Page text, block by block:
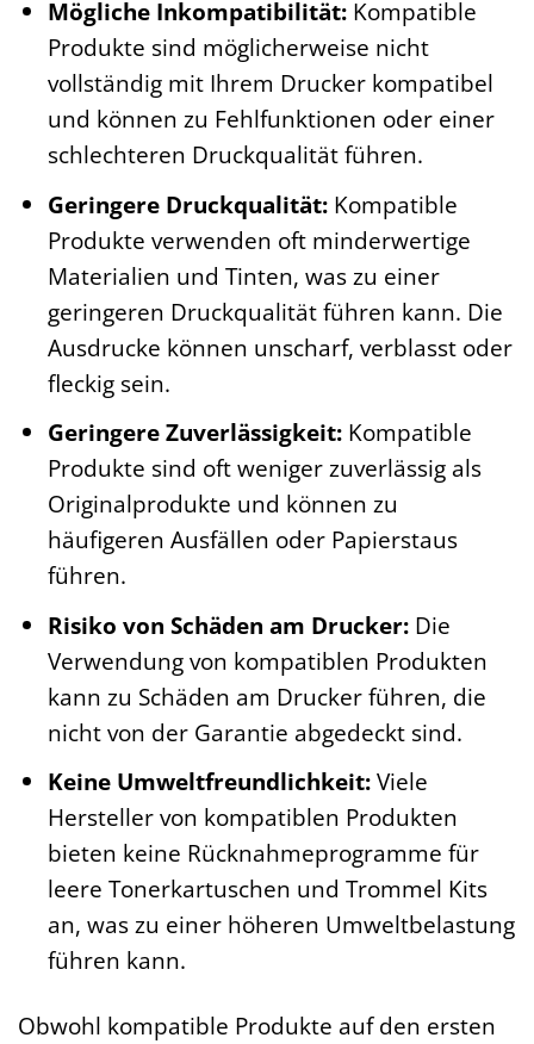
Mögliche Inkompatibilität:Kompatible
Produkte sind möglicherweise nicht
vollständig mit Ihrem Drucker kompatibel
und können zu Fehlfunktionen oder einer
schlechteren Druckqualität führen.
Geringere Druckqualität:Kompatible
Produkte verwenden oft minderwertige
Materialien und Tinten, was zu einer
geringeren Druckqualität führen kann. Die
Ausdrucke können unscharf, verblasst oder
fleckig sein.
Geringere Zuverlässigkeit:Kompatible
Produkte sind oft weniger zuverlässig als
Originalprodukte und können zu
häufigeren Ausfällen oder Papierstaus
führen.
Risiko von Schäden am Drucker:Die
Verwendung von kompatiblen Produkten
kann zu Schäden am Drucker führen, die
nicht von der Garantie abgedeckt sind.
Keine Umweltfreundlichkeit:Viele
Hersteller von kompatiblen Produkten
bieten keine Rücknahmeprogramme für
leere Tonerkartuschen und Trommel Kits
an, was zu einer höheren Umweltbelastung
führen kann.
Obwohl kompatible Produkte auf den ersten